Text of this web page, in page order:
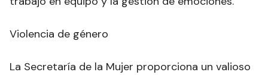
Violencia de género
La Secretaría de la Mujer proporciona un valioso